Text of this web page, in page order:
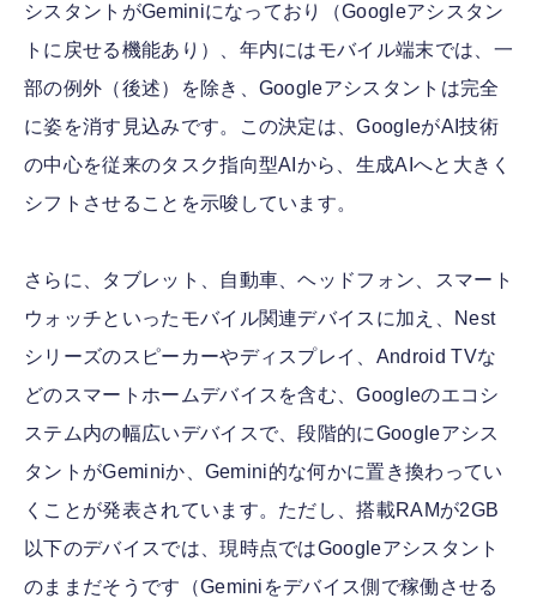
シスタントがGeminiになっており（Googleアシスタン
トに戻せる機能あり）、年内にはモバイル端末では、一
部の例外（後述）を除き、Googleアシスタントは完全
に姿を消す見込みです。この決定は、GoogleがAI技術
の中心を従来のタスク指向型AIから、生成AIへと大きく
シフトさせることを示唆しています。
さらに、タブレット、自動車、ヘッドフォン、スマート
ウォッチといったモバイル関連デバイスに加え、Nest
シリーズのスピーカーやディスプレイ、Android TVな
どのスマートホームデバイスを含む、Googleのエコシ
ステム内の幅広いデバイスで、段階的にGoogleアシス
タントがGeminiか、Gemini的な何かに置き換わってい
くことが発表されています。ただし、搭載RAMが2GB
以下のデバイスでは、現時点ではGoogleアシスタント
のままだそうです（Geminiをデバイス側で稼働させる